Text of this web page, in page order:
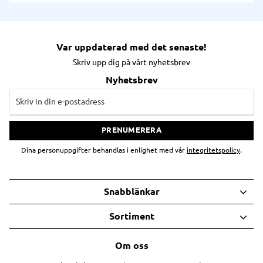
Var uppdaterad med det senaste!
Skriv upp dig på vårt nyhetsbrev
Nyhetsbrev
PRENUMERERA
Dina personuppgifter behandlas i enlighet med vår integritetspolicy.
Om oss
Snabblänkar
Sortiment